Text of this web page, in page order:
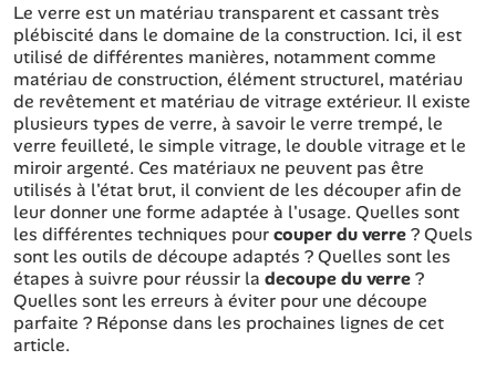
Le verre est un matériau transparent et cassant très
plébiscité dans le domaine de la construction. Ici, il est
utilisé de différentes manières, notamment comme
matériau de construction, élément structurel, matériau
de revêtement et matériau de vitrage extérieur. Il existe
plusieurs types de verre, à savoir le verre trempé, le
verre feuilleté, le simple vitrage, le double vitrage et le
miroir argenté. Ces matériaux ne peuvent pas être
utilisés à l'état brut, il convient de les découper afin de
leur donner une forme adaptée à l'usage. Quelles sont
les différentes techniques pourcouper du verre? Quels
sont les outils de découpe adaptés ? Quelles sont les
étapes à suivre pour réussir la decoupe du verre?
Quelles sont les erreurs à éviter pour une découpe
parfaite ? Réponse dans les prochaines lignes de cet
article.